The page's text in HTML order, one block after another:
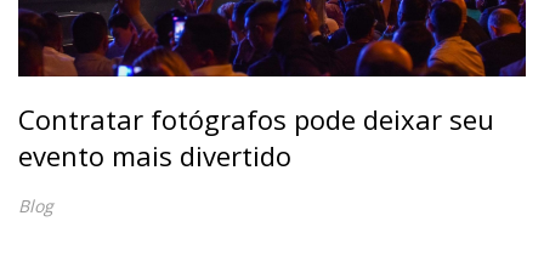
Contratar fotógrafos pode deixar seu
evento mais divertido
Blog